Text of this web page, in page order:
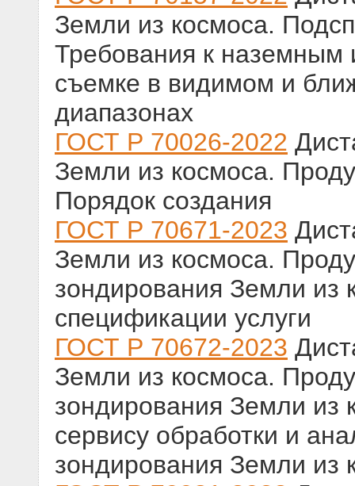
Земли из космоса.
Требования к наземным
съемке в видимом и
диапазонах
ГОСТ Р 70026-2022
Земли из космоса.
Порядок создания
ГОСТ Р 70671-2023
Земли из космоса.
зондирования Земли из
спецификации услуги
ГОСТ Р 70672-2023
Земли из космоса.
зондирования Земли из
сервису обработки и
зондирования Земли из